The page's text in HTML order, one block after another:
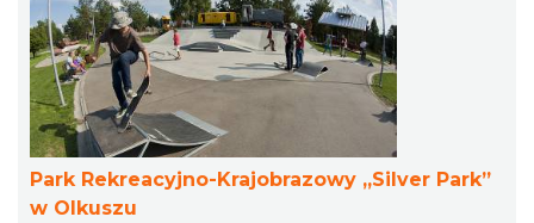
Park Rekreacyjno-Krajobrazowy „Silver Park”
w Olkuszu